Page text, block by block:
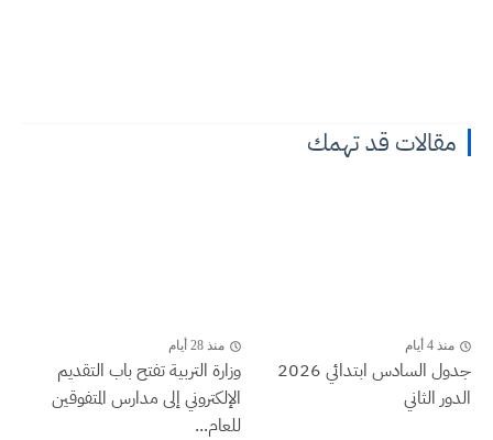
مقالات قد تهمك
منذ 4 أيام
جدول السادس ابتدائي 2026
الدور الثاني
منذ 28 أيام
وزارة التربية تفتح باب التقديم
الإلكتروني إلى مدارس المتفوقين
للعام...